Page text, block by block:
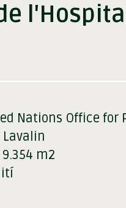
Nations Office for
Lavalin
9.354 m2